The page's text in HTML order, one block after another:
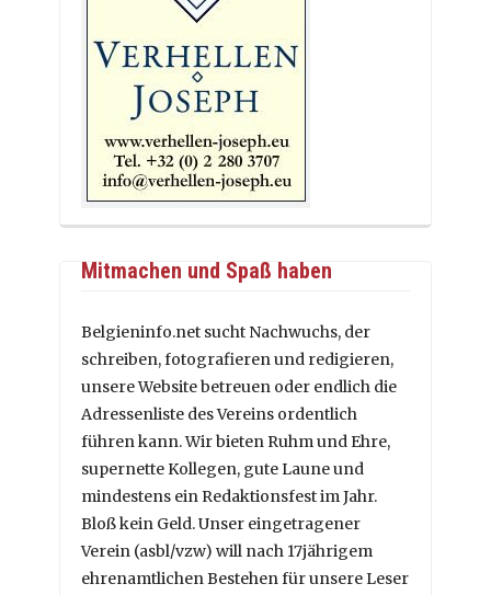
Mitmachen und Spaß haben
Belgieninfo.net sucht Nachwuchs, der
schreiben, fotografieren und redigieren,
unsere Website betreuen oder endlich die
Adressenliste des Vereins ordentlich
führen kann. Wir bieten Ruhm und Ehre,
supernette Kollegen, gute Laune und
mindestens ein Redaktionsfest im Jahr.
Bloß kein Geld. Unser eingetragener
Verein (asbl/vzw) will nach 17jährigem
ehrenamtlichen Bestehen für unsere Leser